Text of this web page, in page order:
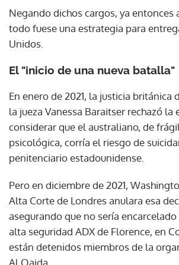
Negando dichos cargos, ya entonces
todo fuese una estrategia para
Unidos.
El "inicio de una nueva batalla"
En enero de 2021, la justicia británica
la jueza Vanessa Baraitser rechazó
considerar que el australiano, de
psicológica, corría el riesgo de
penitenciario estadounidense.
Pero en diciembre de 2021,
Alta Corte de Londres anulara esa
asegurando que no sería
alta seguridad ADX de Florence, en
están detenidos miembros de la
Al Qaida.